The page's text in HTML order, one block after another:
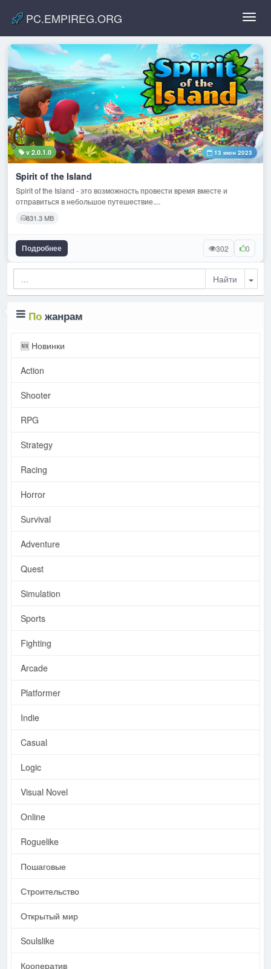
PC.EMPIREG.ORG
v 2.0.1.0 13 июн 2023
Spirit of the Island
Spirit of the Island - это возможность провести время вместе и
отправиться в небольшое путешествие....
831.3 MB
Подробнее 302 0
По жанрам
🆕 Новинки
Action
Shooter
RPG
Strategy
Racing
Horror
Survival
Adventure
Quest
Simulation
Sports
Fighting
Arcade
Platformer
Indie
Casual
Logic
Visual Novel
Online
Roguelike
Пошаговые
Строительство
Открытый мир
Soulslike
Кооператив